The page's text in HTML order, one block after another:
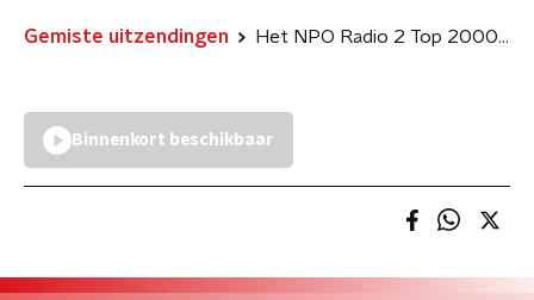
Gemiste uitzendingen Het NPO Radio 2 Top 2000 Dossier
Binnenkort beschikbaar